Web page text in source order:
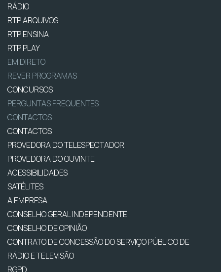
RÁDIO
RTP ARQUIVOS
RTP ENSINA
RTP PLAY
EM DIRETO
REVER PROGRAMAS
CONCURSOS
PERGUNTAS FREQUENTES
CONTACTOS
CONTACTOS
PROVEDORA DO TELESPECTADOR
PROVEDORA DO OUVINTE
ACESSIBILIDADES
SATÉLITES
A EMPRESA
CONSELHO GERAL INDEPENDENTE
CONSELHO DE OPINIÃO
CONTRATO DE CONCESSÃO DO SERVIÇO PÚBLICO DE
RÁDIO E TELEVISÃO
RGPD